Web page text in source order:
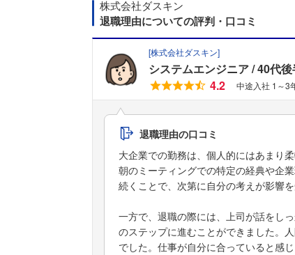
株式会社ダスキン
退職理由についての評判・口コミ
[株式会社ダスキン]
システムエンジニア 40代
4.2
中途入社 1～3
退職理由の口コミ
大企業での勤務は、個人的にはあまり
朝のミーティングでの特定の経典や企
続くことで、次第に自分の考えが影響
一方で、退職の際には、上司が話をし
のステップに進むことができました。
でした。仕事が自分に合っていると感